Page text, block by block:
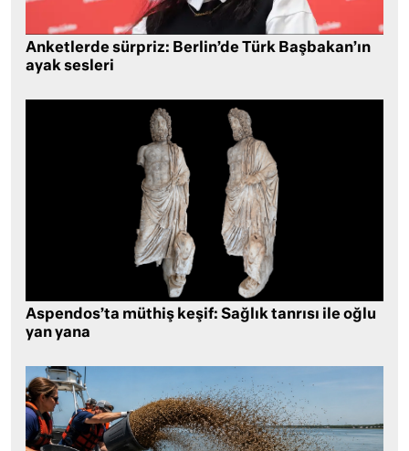
Anketlerde sürpriz: Berlin’de Türk Başbakan’ın
ayak sesleri
Aspendos’ta müthiş keşif: Sağlık tanrısı ile oğlu
yan yana